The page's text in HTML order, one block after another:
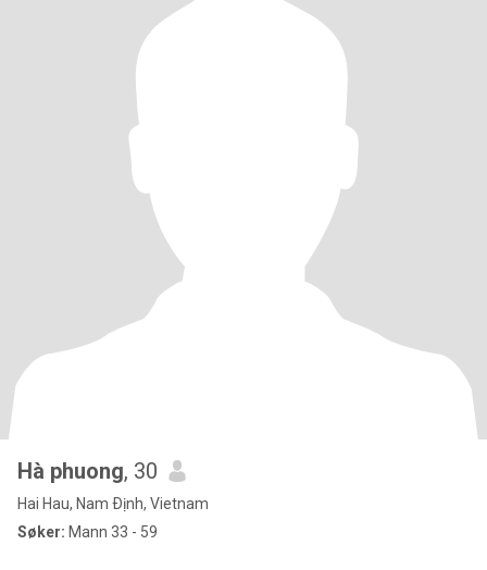
Hà phuong, 30
Hai Hau, Nam Ðịnh, Vietnam
Søker: Mann 33 - 59